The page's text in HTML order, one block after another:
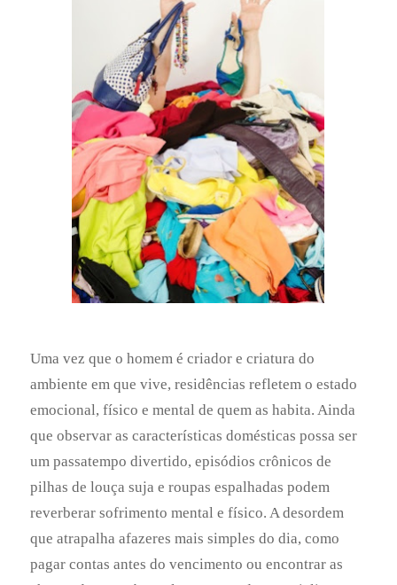
Uma vez que o homem é criador e criatura do
ambiente em que vive, residências refletem o estado
emocional, físico e mental de quem as habita. Ainda
que observar as características domésticas possa ser
um passatempo divertido, episódios crônicos de
pilhas de louça suja e roupas espalhadas podem
reverberar sofrimento mental e físico. A desordem
que atrapalha afazeres mais simples do dia, como
chaves de casa, é um alerta, segundo especialistas,
para um ciclo vicioso relacionado a transtornos
mentais como depressão e ansiedade, além de
problemas respiratórios, doenças cardiovasculares e
Leia mais notícias em Ciência e Saúde
Resultados de um estudo publicado recententemente
na Environment and Behavior por pesquisadores da
Universidade de New South Wales, na Austrália,